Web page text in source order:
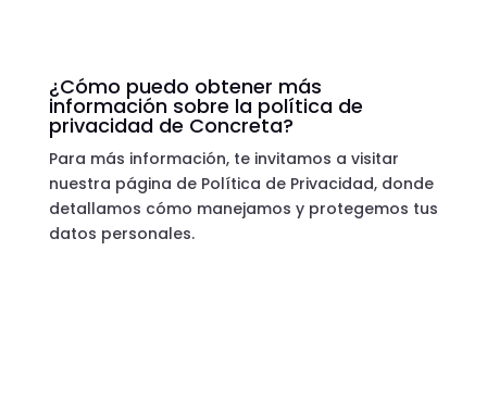
¿Cómo puedo obtener más
información sobre la política de
privacidad de Concreta?
Para más información, te invitamos a visitar
nuestra página de Política de Privacidad, donde
detallamos cómo manejamos y protegemos tus
datos personales.